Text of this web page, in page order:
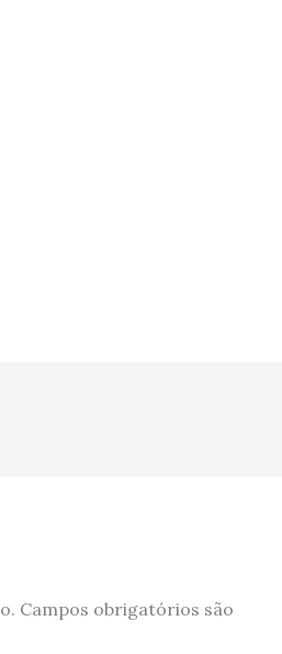
Campos obrigatórios são